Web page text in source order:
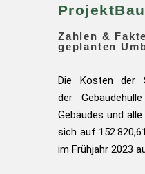
Zahlen &
geplanten
Die Kosten der
der
Gebäudes und
sich auf
im Frühjahr 2023